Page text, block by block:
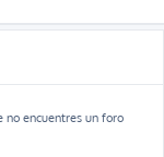
no encuentres un foro